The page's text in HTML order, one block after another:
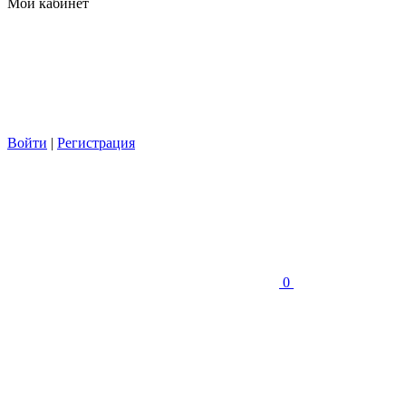
Мой кабинет
Войти | Регистрация
0